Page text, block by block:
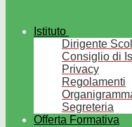
Istituto
Dirigente
Consiglio di
Privacy
Regolamenti
Segreteria
Offerta Formativa